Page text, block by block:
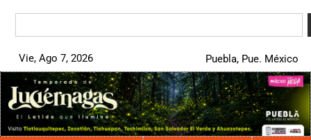
Vie, Ago 7, 2026 Puebla, Pue. México